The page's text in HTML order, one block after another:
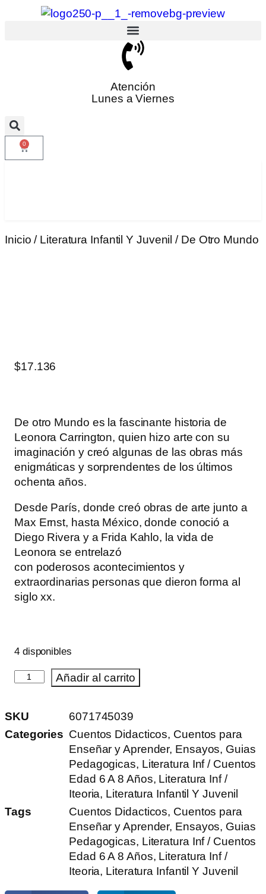
Atención
Lunes a Viernes
0
Inicio / Literatura Infantil Y Juvenil / De Otro Mundo
$17.136
De otro Mundo es la fascinante historia de
Leonora Carrington, quien hizo arte con su
imaginación y creó algunas de las obras más
enigmáticas y sorprendentes de los últimos
ochenta años.
Desde París, donde creó obras de arte junto a
Max Ernst, hasta México, donde conoció a
Diego Rivera y a Frida Kahlo, la vida de
Leonora se entrelazó
con poderosos acontecimientos y
extraordinarias personas que dieron forma al
siglo xx.
4 disponibles
Añadir al carrito
SKU
6071745039
Categories Cuentos Didacticos, Cuentos para
Enseñar y Aprender, Ensayos, Guias
Pedagogicas, Literatura Inf / Cuentos
Edad 6 A 8 Años, Literatura Inf /
Iteoria, Literatura Infantil Y Juvenil
Tags
Cuentos Didacticos, Cuentos para
Enseñar y Aprender, Ensayos, Guias
Pedagogicas, Literatura Inf / Cuentos
Edad 6 A 8 Años, Literatura Inf /
Iteoria, Literatura Infantil Y Juvenil